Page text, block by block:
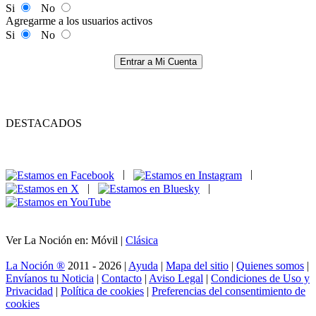
Si
No
Agregarme a los usuarios activos
Si
No
Entrar a Mi Cuenta
DESTACADOS
|
|
Ver La Noción en: Móvil | Clásica
La Noción ® 2011 - 2026 | Ayuda | Mapa del sitio | Quienes somos |
Envíanos tu Noticia | Contacto | Aviso Legal | Condiciones de Uso y
Privacidad | Política de cookies | Preferencias del consentimiento de
cookies